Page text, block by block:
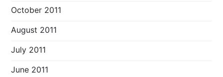
October 2011
August 2011
July 2011
June 2011